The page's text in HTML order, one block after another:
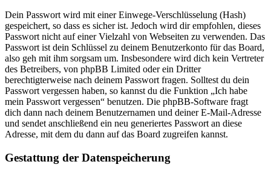
Dein Passwort wird mit einer Einwege-Verschlüsselung (Hash)
gespeichert, so dass es sicher ist. Jedoch wird dir empfohlen, dieses
Passwort nicht auf einer Vielzahl von Webseiten zu verwenden. Das
Passwort ist dein Schlüssel zu deinem Benutzerkonto für das Board,
also geh mit ihm sorgsam um. Insbesondere wird dich kein Vertreter
des Betreibers, von phpBB Limited oder ein Dritter
berechtigterweise nach deinem Passwort fragen. Solltest du dein
Passwort vergessen haben, so kannst du die Funktion „Ich habe
mein Passwort vergessen“ benutzen. Die phpBB-Software fragt
dich dann nach deinem Benutzernamen und deiner E-Mail-Adresse
und sendet anschließend ein neu generiertes Passwort an diese
Adresse, mit dem du dann auf das Board zugreifen kannst.
Gestattung der Datenspeicherung